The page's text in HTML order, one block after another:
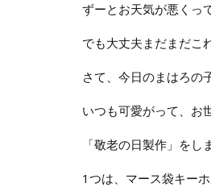
ずーとお天気が悪くっ
でも大丈夫まだまだこ
さて、今日のまはろの
いつも可愛がって、お
「敬老の日製作」をし
1つは、マース袋キー